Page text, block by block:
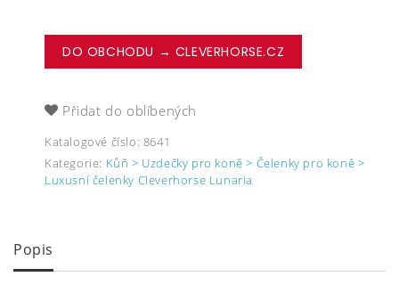
DO OBCHODU → CLEVERHORSE.CZ
Přidat do oblíbených
Katalogové číslo: 8641
Kategorie: Kůň > Uzdečky pro koně > Čelenky pro koně >
Luxusní čelenky Cleverhorse Lunaria
Popis